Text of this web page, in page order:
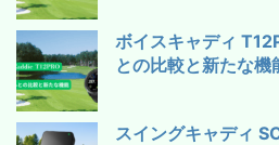
ボイスキャディ
との比較と新たな機
スイングキャディ